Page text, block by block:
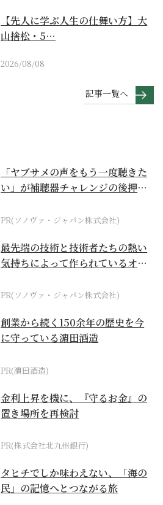
【先人に学ぶ人生の仕舞い方】大
山捨松・5…
2026/08/08
記事一覧へ
「ヤブサメの声をもう一度聴きた
い」が補聴器チャレンジの後押し
PR(ソノヴァ・ジャパン株式会社)
最先端の技術と技術者たちの熱い
気持ちによって作られているオー
PR(ソノヴァ・ジャパン株式会社)
創業から続く150余年の歴史を今
に守っている濵田酒造
PR(濵田酒造)
金利上昇を機に、『守るお金』の
置き場所を再検討
PR(株式会社北九州銀行)
タヒチでしか味わえない、「海の
民」の記憶へとつながる旅